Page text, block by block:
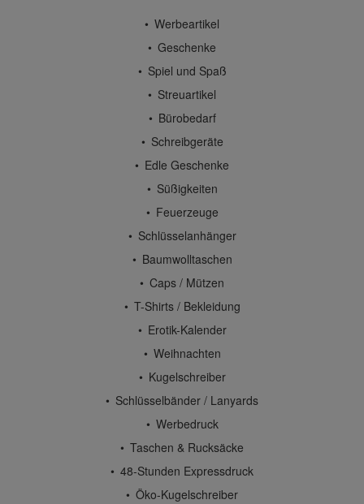
Werbeartikel
Geschenke
Spiel und Spaß
Streuartikel
Bürobedarf
Schreibgeräte
Edle Geschenke
Süßigkeiten
Feuerzeuge
Schlüsselanhänger
Baumwolltaschen
Caps / Mützen
T-Shirts / Bekleidung
Erotik-Kalender
Weihnachten
Kugelschreiber
Schlüsselbänder / Lanyards
Werbedruck
Taschen & Rucksäcke
48-Stunden Expressdruck
Öko-Kugelschreiber